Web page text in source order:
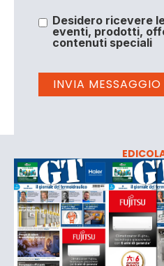
Desidero ricevere
eventi, prodotti,
contenuti speciali